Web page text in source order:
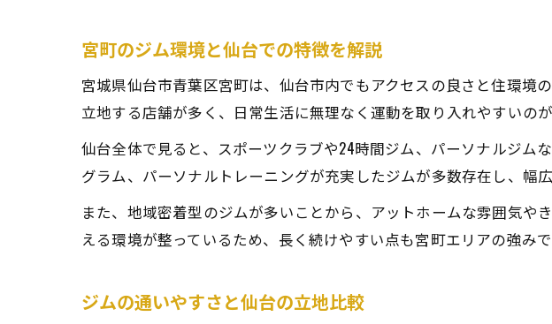
仙台ジム24
宮町で24
仙台ジムは
夜間も安心
24時間ジ
プール付きジム
宮町のジム環境と仙台での特徴を解説
宮城県仙台市青葉区宮町は、仙台市内でもアクセスの良さと住環境
立地する店舗が多く、日常生活に無理なく運動を取り入れやすいのが
仙台全体で見ると、スポーツクラブや24時間ジム、パーソナルジム
グラム、パーソナルトレーニングが充実したジムが多数存在し、幅広
また、地域密着型のジムが多いことから、アットホームな雰囲気
える環境が整っているため、長く続けやすい点も宮町エリアの強みで
ジムの通いやすさと仙台の立地比較